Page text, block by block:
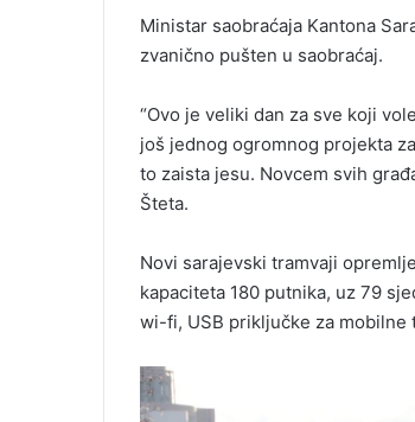
Ministar saobraćaja Kantona
zvanično pušten u saobraćaj.
“Ovo je veliki dan za sve koji
još jednog ogromnog projekta
to zaista jesu. Novcem svih
Šteta.
Novi sarajevski tramvaji
kapaciteta 180 putnika, uz 79
wi-fi, USB priključke za